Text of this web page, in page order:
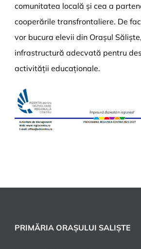
comunitatea locală și cea a
cooperările transfrontaliere. De
vor bucura elevii din Orașul
infrastructură adecvată pentru
activității educaționale.
PRIMĂRIA ORAȘULUI SALIȘTE